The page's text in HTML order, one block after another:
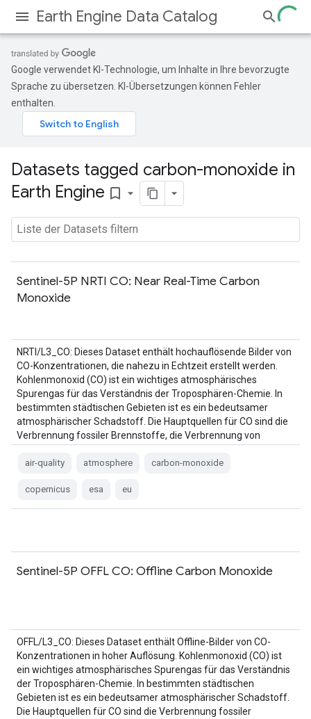
Earth Engine Data Catalog
Google verwendet KI-Technologie, um Inhalte in Ihre bevorzugte
Sprache zu übersetzen. KI-Übersetzungen können Fehler
enthalten.
Datasets tagged carbon-monoxide in
Earth Engine bookmark_border
Sentinel-5P NRTI CO: Near Real-Time Carbon
Monoxide
NRTI/L3_CO: Dieses Dataset enthält hochauflösende Bilder von
CO-Konzentrationen, die nahezu in Echtzeit erstellt werden.
Kohlenmonoxid (CO) ist ein wichtiges atmosphärisches
Spurengas für das Verständnis der Troposphären-Chemie. In
bestimmten städtischen Gebieten ist es ein bedeutsamer
atmosphärischer Schadstoff. Die Hauptquellen für CO sind die
Verbrennung fossiler Brennstoffe, die Verbrennung von
air-quality atmosphere carbon-monoxide
copernicus esa eu
Sentinel-5P OFFL CO: Offline Carbon Monoxide
OFFL/L3_CO: Dieses Dataset enthält Offline-Bilder von CO-
Konzentrationen in hoher Auflösung. Kohlenmonoxid (CO) ist
ein wichtiges atmosphärisches Spurengas für das Verständnis
der Troposphären-Chemie. In bestimmten städtischen
Gebieten ist es ein bedeutsamer atmosphärischer Schadstoff.
Die Hauptquellen für CO sind die Verbrennung fossiler